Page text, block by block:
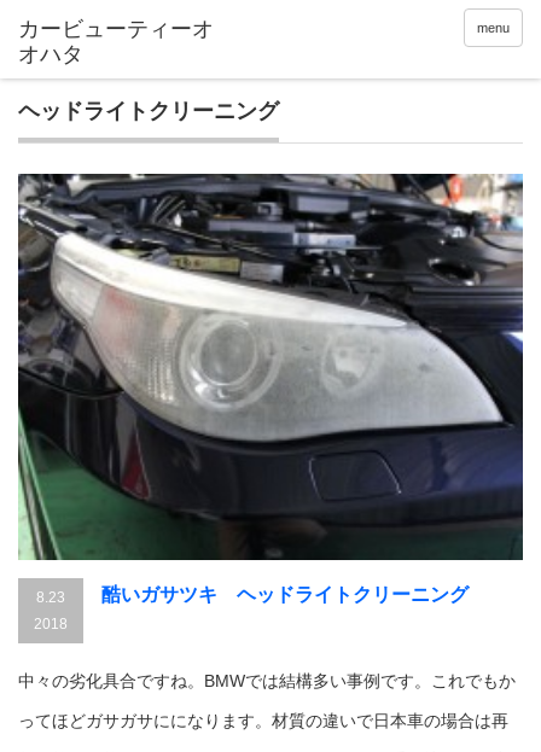
menu
ヘッドライトクリーニング
8.23
2018
酷いガサツキ ヘッドライトクリーニング
中々の劣化具合ですね。BMWでは結構多い事例です。これでもか
ってほどガサガサにになります。材質の違いで日本車の場合は再